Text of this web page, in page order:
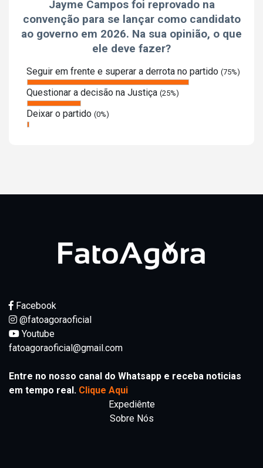
Jayme Campos foi reprovado na
convenção para se lançar como candidato
ao governo em 2026. Na sua opinião, o que
ele deve fazer?
Seguir em frente e superar a derrota no partido (75%)
Questionar a decisão na Justiça (25%)
Deixar o partido (0%)
Facebook
@fatoagoraoficial
Youtube
fatoagoraoficial@gmail.com
Entre no nosso canal do Whatsapp e receba noticias
em tempo real. Clique Aqui
Expediênte
Sobre Nós